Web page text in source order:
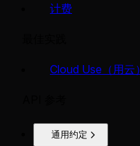
计费
Cloud Use（用云）
通用约定